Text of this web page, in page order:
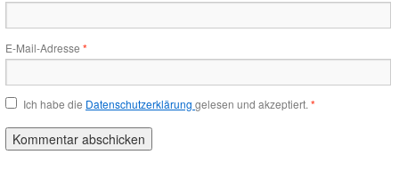
E-Mail-Adresse *
Ich habe die Datenschutzerklärung gelesen und akzeptiert. *